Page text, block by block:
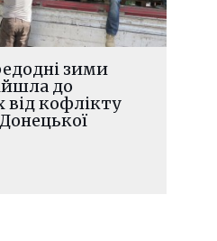
зими
до
кофлікту